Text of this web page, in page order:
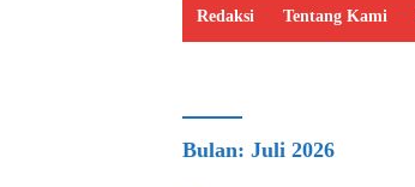
Redaksi Tentang Kami
Bulan: Juli 2026